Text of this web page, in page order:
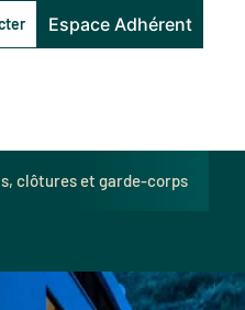
Espace Adhérent
clôtures et garde-corps